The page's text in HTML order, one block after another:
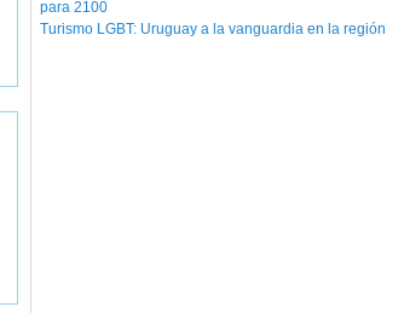
para 2100
Turismo LGBT: Uruguay a la vanguardia en la región